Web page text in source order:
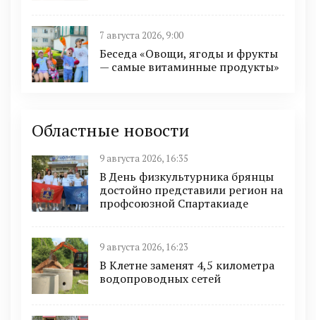
7 августа 2026, 9:00
Беседа «Овощи, ягоды и фрукты
— самые витаминные продукты»
Областные новости
9 августа 2026, 16:35
В День физкультурника брянцы
достойно представили регион на
профсоюзной Спартакиаде
9 августа 2026, 16:23
В Клетне заменят 4,5 километра
водопроводных сетей